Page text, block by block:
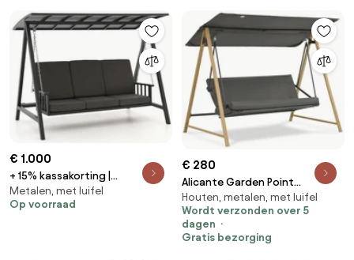
€ 1.000
+ 15% kassakorting |
Schommelbank Manifesto |
Aluminium | 2 personen |
Metalen, met luifel
Op voorraad
€ 280
Alicante Garden Point
houtachtige metalen
tuinschommel
Houten, metalen, met luifel
Wordt verzonden over 5
dagen
Gratis bezorging